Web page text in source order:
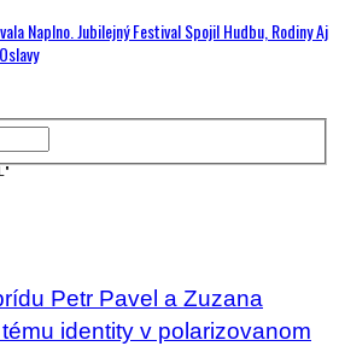
Naplno. Jubilejný Festival Spojil Hudbu, Rodiny Aj
Petr Pavel a Zuzana
identity v polarizovanom